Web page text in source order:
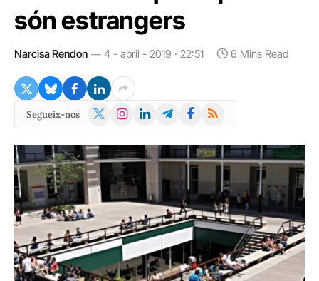
són estrangers
Narcisa Rendon 4 - abril - 2019 · 22:51 6 Mins Read
Segueix-nos
X
Instagram
LinkedInTelegramFacebook
RSS